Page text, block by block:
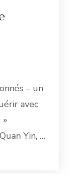
– un
avec
Yin, …